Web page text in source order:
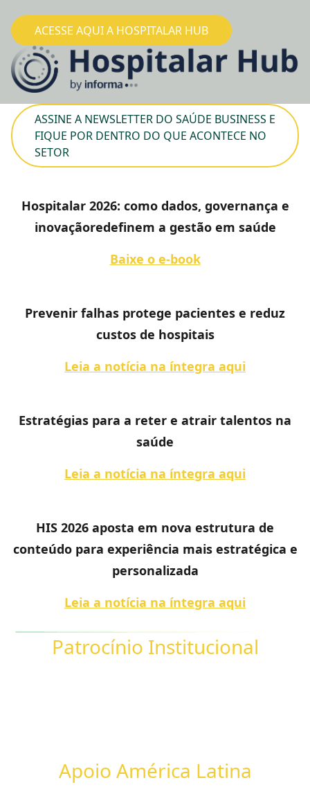
ACESSE AQUI A HOSPITALAR HUB
ASSINE A NEWSLETTER DO SAÚDE BUSINESS E
FIQUE POR DENTRO DO QUE ACONTECE NO
SETOR
Hospitalar 2026: como dados, governança e
inovaçãoredefinem a gestão em saúde
Baixe o e-book
Prevenir falhas protege pacientes e reduz
custos de hospitais
Leia a notícia na íntegra aqui
Estratégias para a reter e atrair talentos na
saúde
Leia a notícia na íntegra aqui
HIS 2026 aposta em nova estrutura de
conteúdo para experiência mais estratégica e
personalizada
Leia a notícia na íntegra aqui
Patrocínio Institucional
Apoio América Latina